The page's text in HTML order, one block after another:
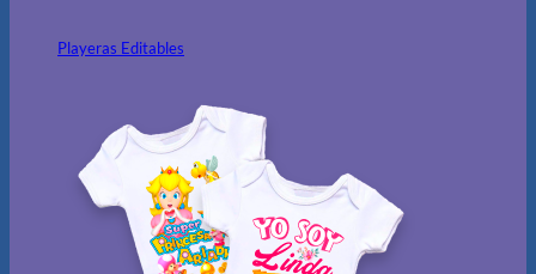
Playeras Editables